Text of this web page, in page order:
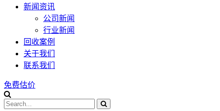
新闻资讯
公司新闻
行业新闻
回收案例
关于我们
联系我们
免费估价